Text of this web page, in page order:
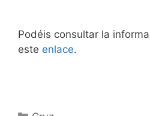
Podéis consultar la
este enlace.